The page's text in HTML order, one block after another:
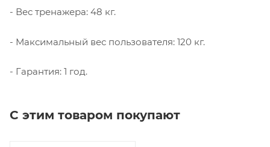
- Вес тренажера: 48 кг.
- Максимальный вес пользователя: 120 кг.
- Гарантия: 1 год.
С этим товаром покупают